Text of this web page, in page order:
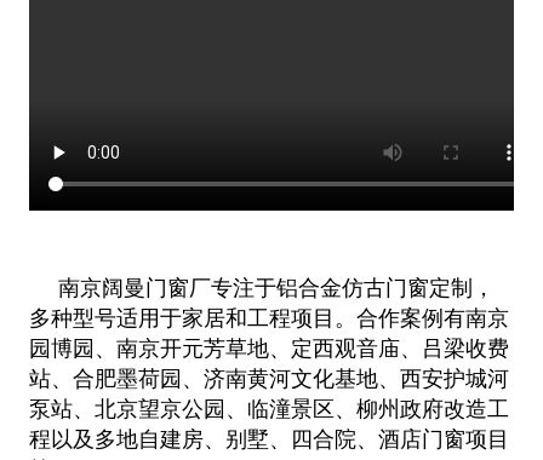
南京阔曼门窗厂专注于铝合金仿古门窗定制，
多种型号适用于家居和工程项目。合作案例有南京
园博园、南京开元芳草地、定西观音庙、吕梁收费
站、合肥墨荷园、济南黄河文化基地、西安护城河
泵站、北京望京公园、临潼景区、柳州政府改造工
程以及多地自建房、别 墅、四合院、酒店门窗项目